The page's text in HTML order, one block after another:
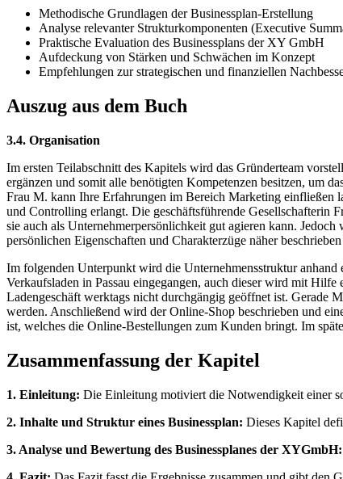
Methodische Grundlagen der Businessplan-Erstellung
Analyse relevanter Strukturkomponenten (Executive
Praktische Evaluation des Businessplans der XY GmbH
Aufdeckung von Stärken und Schwächen im Konzept
Empfehlungen zur strategischen und finanziellen
Auszug aus dem Buch
3.4. Organisation
Im ersten Teilabschnitt des Kapitels wird das Gründerteam
ergänzen und somit alle benötigten Kompetenzen besitzen, um
Frau M. kann Ihre Erfahrungen im Bereich Marketing einfließen
und Controlling erlangt. Die geschäftsführende Gesellschafterin
sie auch als Unternehmerpersönlichkeit gut agieren kann.
persönlichen Eigenschaften und Charakterzüge näher
Im folgenden Unterpunkt wird die Unternehmensstruktur
Verkaufsladen in Passau eingegangen, auch dieser wird mit
Ladengeschäft werktags nicht durchgängig geöffnet ist. Gerade
werden. Anschließend wird der Online-Shop beschrieben und
ist, welches die Online-Bestellungen zum Kunden bringt. Im
Zusammenfassung der Kapitel
1. Einleitung: Die Einleitung motiviert die Notwendigkeit einer
2. Inhalte und Struktur eines Businessplan: Dieses Kapitel
3. Analyse und Bewertung des Businessplanes der XYGmbH: